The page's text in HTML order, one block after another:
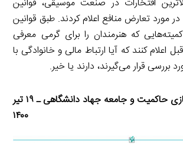
افتخارات در صنعت موسیقی، قوانین
مورد تعارض منافع اعلام کردند. طبق قوانین
که هنرمندان را برای گرمی معرفی
اعلام کنند که آیا ارتباط مالی و خانوادگی با
بررسی قرار می‌گیرند، دارند یا خیر.
مرکز توانمندسازی حاکمیت و جامعه جهاد دانشگاهی ـ ۱۹ تیر
۱۴۰۰